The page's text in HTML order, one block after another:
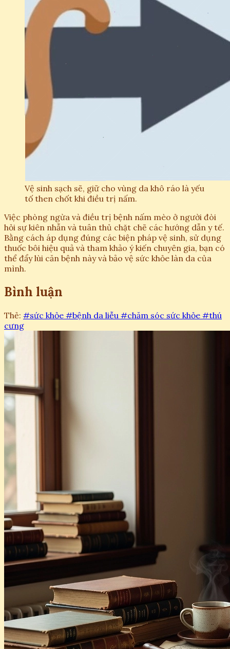
Vệ sinh sạch sẽ, giữ cho vùng da khô ráo là yếu
tố then chốt khi điều trị nấm.
Việc phòng ngừa và điều trị bệnh nấm mèo ở người đòi
hỏi sự kiên nhẫn và tuân thủ chặt chẽ các hướng dẫn y tế.
Bằng cách áp dụng đúng các biện pháp vệ sinh, sử dụng
thuốc bôi hiệu quả và tham khảo ý kiến chuyên gia, bạn có
thể đẩy lùi căn bệnh này và bảo vệ sức khỏe làn da của
mình.
Bình luận
Thẻ: #sức khỏe #bệnh da liễu #chăm sóc sức khỏe #thú
cưng